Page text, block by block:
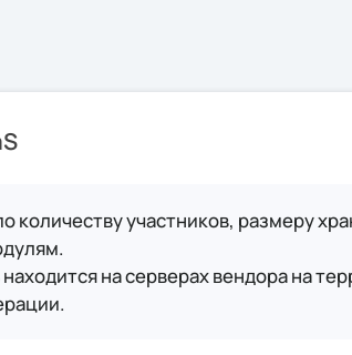
количеству участников, размеру
на серверах вендора на